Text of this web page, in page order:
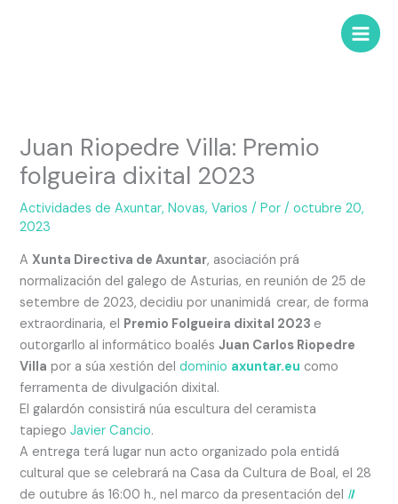
Juan Riopedre Villa: Premio
folgueira dixital 2023
Actividades de Axuntar,Novas,Varios / Por/octubre 20,
2023
AXunta Directiva de Axuntar, asociación prá
normalización del galego de Asturias, en reunión de 25 de
setembre de 2023, decidiu por unanimidá crear, de forma
extraordinaria, el Premio Folgueira dixital 2023 e
outorgarllo al informático boalésJuan Carlos Riopedre
Villa por a súa xestión deldominio axuntar.eu como
ferramenta de divulgación dixital.
El galardón consistirá núa escultura del ceramista
tapiegoJavier Cancio.
A entrega terá lugar nun acto organizado pola entidá
cultural que se celebrará na Casa da Cultura de Boal, el 28
de outubre ás 16:00 h., nel marco da presentación del II